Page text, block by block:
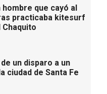
hombre que cayó al
practicaba kitesurf
Chaquito
un disparo a un
ciudad de Santa Fe